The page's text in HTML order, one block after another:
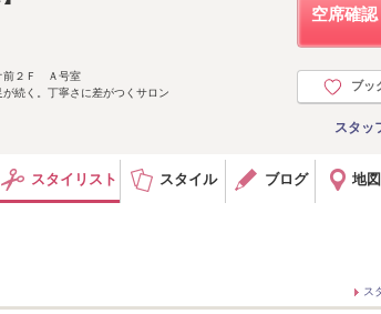
空席確
ブッ
スタッ
前２Ｆ Ａ号室
続く。丁寧さに差がつくサロン
スタイリスト スタイル ブログ 地図
ス